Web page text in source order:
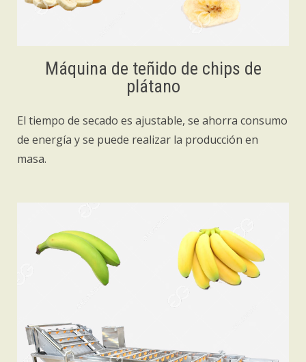
Máquina de teñido de chips de
plátano
El tiempo de secado es ajustable, se ahorra consumo
de energía y se puede realizar la producción en
masa.